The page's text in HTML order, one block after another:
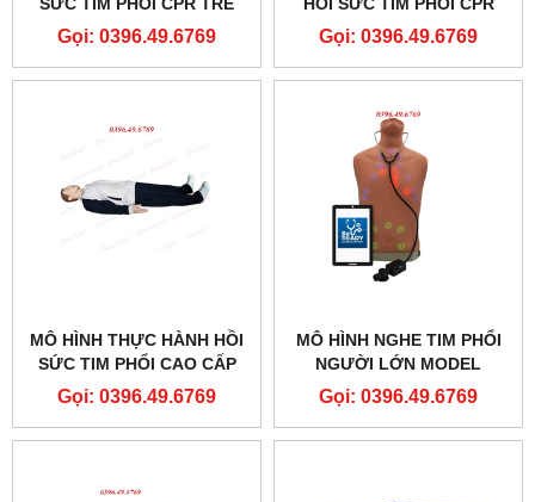
SƠ SINH CÓ ĐÈN BÁO
PRESTAN PROFESSIONAL
PP-IM-100M-MS
Gọi: 0396.49.6769
TRẺ EM CPR CÓ PHẢN HỒI
ĐIỆN TỬ PP-CM-2000-1-MS
Gọi: 0396.49.6769
MÔ HÌNH THỰC HÀNH HỒI
SỨC TIM PHỔI CAO CẤP
CÓ TƯƠNG TÁC DI ĐỘNG
MODEL GD-HL/CPR2488
Gọi: 0396.49.6769
MÔ HÌNH NGHE TIM PHỔI
NGƯỜI LỚN MODEL
LF01290
Gọi: 0396.49.6769